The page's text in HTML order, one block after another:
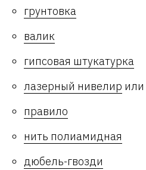
грунтовка
валик
гипсовая штукатурка
лазерный нивелир или
правило
нить полиамидная
дюбель-гвозди